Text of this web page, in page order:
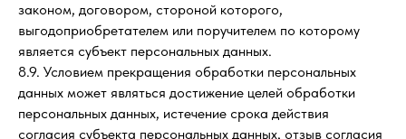
законом, договором, стороной которого,
выгодоприобретателем или поручителем по которому
является субъект персональных данных.
8.9. Условием прекращения обработки персональных
данных может являться достижение целей обработки
персональных данных, истечение срока действия
согласия субъекта персональных данных, отзыв согласия